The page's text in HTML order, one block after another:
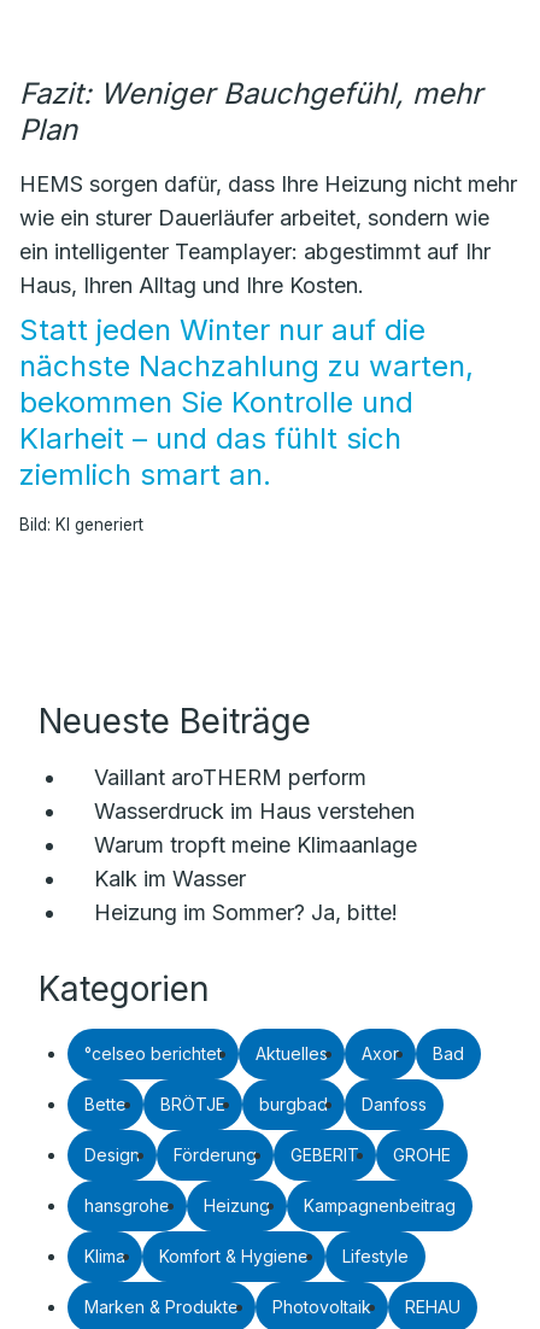
Fazit: Weniger Bauchgefühl, mehr
Plan
HEMS sorgen dafür, dass Ihre Heizung nicht mehr
wie ein sturer Dauerläufer arbeitet, sondern wie
ein intelligenter Teamplayer: abgestimmt auf Ihr
Haus, Ihren Alltag und Ihre Kosten.
Statt jeden Winter nur auf die
nächste Nachzahlung zu warten,
bekommen Sie Kontrolle und
Klarheit – und das fühlt sich
ziemlich smart an.
Bild: KI generiert
Neueste Beiträge
Vaillant aroTHERM perform
Wasserdruck im Haus verstehen
Warum tropft meine Klimaanlage
Kalk im Wasser
Heizung im Sommer? Ja, bitte!
Kategorien
°celseo berichtet Aktuelles Axor Bad
Bette BRÖTJE burgbad Danfoss
Design Förderung GEBERIT GROHE
hansgrohe Heizung Kampagnenbeitrag
Klima Komfort & Hygiene Lifestyle
Marken & Produkte Photovoltaik REHAU